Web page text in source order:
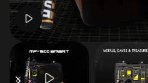
Watch video